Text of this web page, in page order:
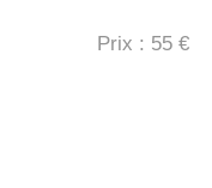
Prix : 55 €